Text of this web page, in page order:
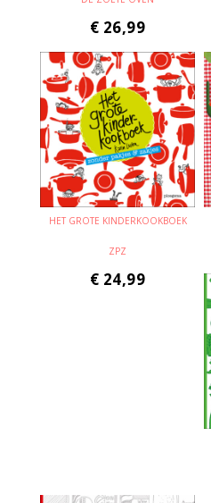
€ 26,99
HET GROTE KINDERKOOKBOEK
ZPZ
€ 24,99